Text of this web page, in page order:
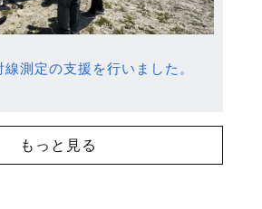
測定の支援を行いました。
もっと見る